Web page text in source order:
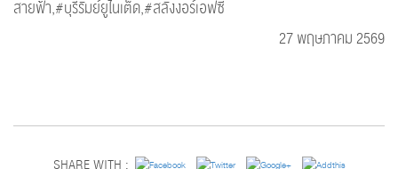
สายฟ้า,#บุรีรัมย์ยูไนเต็ด,#สลังงอร์เอฟซี
27 พฤษภาคม 2569
SHARE WITH :